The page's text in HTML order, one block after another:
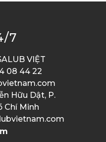
7
VIỆT
08 44 22
Hữu Dật, P.
Chí Minh